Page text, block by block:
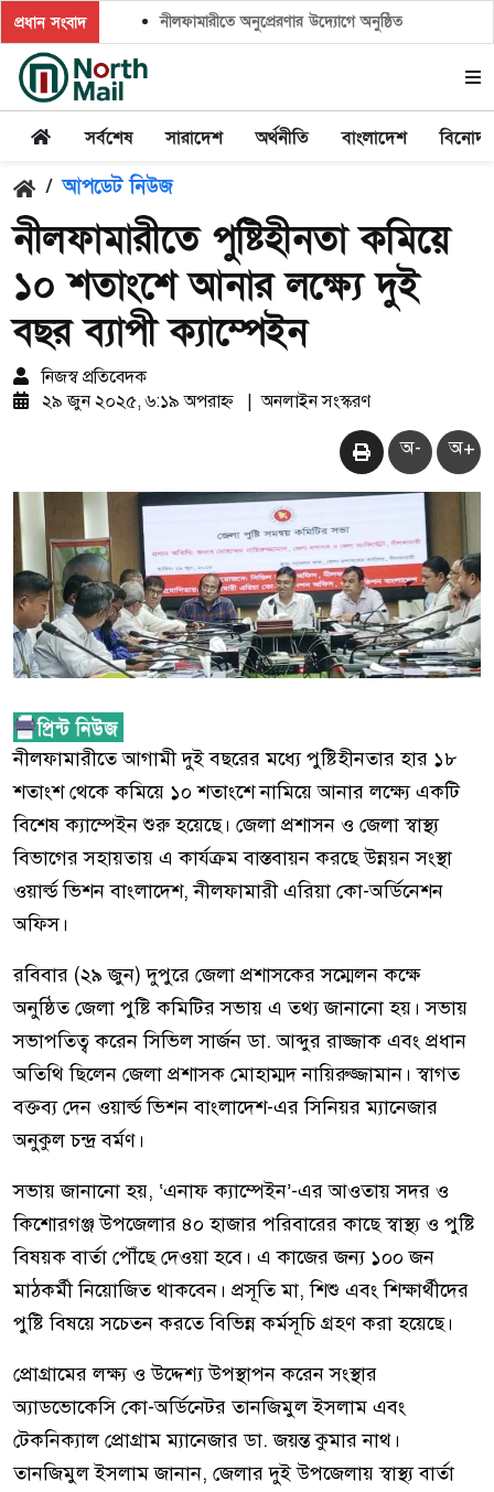
প্রধান সংবাদ নীলফামারীতে অনুপ্রেরণার উদ্যোগে অনুষ্ঠিত হলো ‘ক্লাইমেট
সর্বশেষ সারাদেশ অর্থনীতি বাংলাদেশ
/ আপডেট নিউজ
নীলফামারীতে পুষ্টিহীনতা কমিয়ে
১০ শতাংশে আনার লক্ষ্যে দুই
বছর ব্যাপী ক্যাম্পেইন
নিজস্ব প্রতিবেদক
২৯ জুন ২০২৫, ৬:১৯ অপরাহ্ন
অনলাইন সংস্করণ
অ- অ+
নীলফামারীতে আগামী দুই বছরের মধ্যে পুষ্টিহীনতার হার ১৮
শতাংশ থেকে কমিয়ে ১০ শতাংশে নামিয়ে আনার লক্ষ্যে একটি
বিশেষ ক্যাম্পেইন শুরু হয়েছে। জেলা প্রশাসন ও জেলা স্বাস্থ্য
বিভাগের সহায়তায় এ কার্যক্রম বাস্তবায়ন করছে উন্নয়ন সংস্থা
ওয়ার্ল্ড ভিশন বাংলাদেশ, নীলফামারী এরিয়া কো-অর্ডিনেশন
অফিস।
রবিবার (২৯ জুন) দুপুরে জেলা প্রশাসকের সম্মেলন কক্ষে
অনুষ্ঠিত জেলা পুষ্টি কমিটির সভায় এ তথ্য জানানো হয়। সভায়
সভাপতিত্ব করেন সিভিল সার্জন ডা. আব্দুর রাজ্জাক এবং প্রধান
অতিথি ছিলেন জেলা প্রশাসক মোহাম্মদ নায়িরুজ্জামান। স্বাগত
বক্তব্য দেন ওয়ার্ল্ড ভিশন বাংলাদেশ-এর সিনিয়র ম্যানেজার
অনুকুল চন্দ্র বর্মণ।
সভায় জানানো হয়, ‘এনাফ ক্যাম্পেইন’-এর আওতায় সদর ও
কিশোরগঞ্জ উপজেলার ৪০ হাজার পরিবারের কাছে স্বাস্থ্য ও পুষ্টি
বিষয়ক বার্তা পৌঁছে দেওয়া হবে। এ কাজের জন্য ১০০ জন
মাঠকর্মী নিয়োজিত থাকবেন। প্রসূতি মা, শিশু এবং শিক্ষার্থীদের
পুষ্টি বিষয়ে সচেতন করতে বিভিন্ন কর্মসূচি গ্রহণ করা হয়েছে।
প্রোগ্রামের লক্ষ্য ও উদ্দেশ্য উপস্থাপন করেন সংস্থার
অ্যাডভোকেসি কো-অর্ডিনেটর তানজিমুল ইসলাম এবং
টেকনিক্যাল প্রোগ্রাম ম্যানেজার ডা. জয়ন্ত কুমার নাথ।
তানজিমুল ইসলাম জানান, জেলার দুই উপজেলায় স্বাস্থ্য বার্তা